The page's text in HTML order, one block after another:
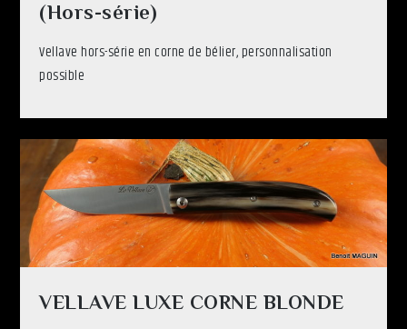
(Hors-série)
Vellave hors-série en corne de bélier, personnalisation
possible
VELLAVE LUXE CORNE BLONDE